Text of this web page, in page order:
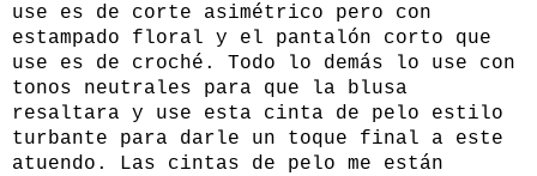
use es de corte asimétrico pero con
estampado floral y el pantalón corto que
use es de croché. Todo lo demás lo use con
tonos neutrales para que la blusa
resaltara y use esta cinta de pelo estilo
turbante para darle un toque final a este
atuendo. Las cintas de pelo me están